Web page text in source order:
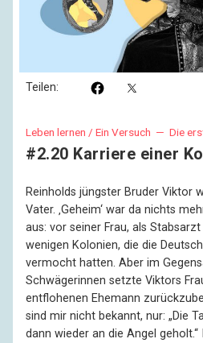
Lesesaal
Hörsaal
Kinosaal
Teilen:
Leben lernen / Ein Versuch — Die
#2.20 Karriere einer
Reinholds jüngster Bruder Viktor
Vater. ‚Geheim‘ war da nichts
aus: vor seiner Frau, als
wenigen Kolonien, die die
vermocht hatten. Aber im
Schwägerinnen setzte Viktors
entflohenen Ehemann
sind mir nicht bekannt, nur: „Die
dann wieder an die Angel